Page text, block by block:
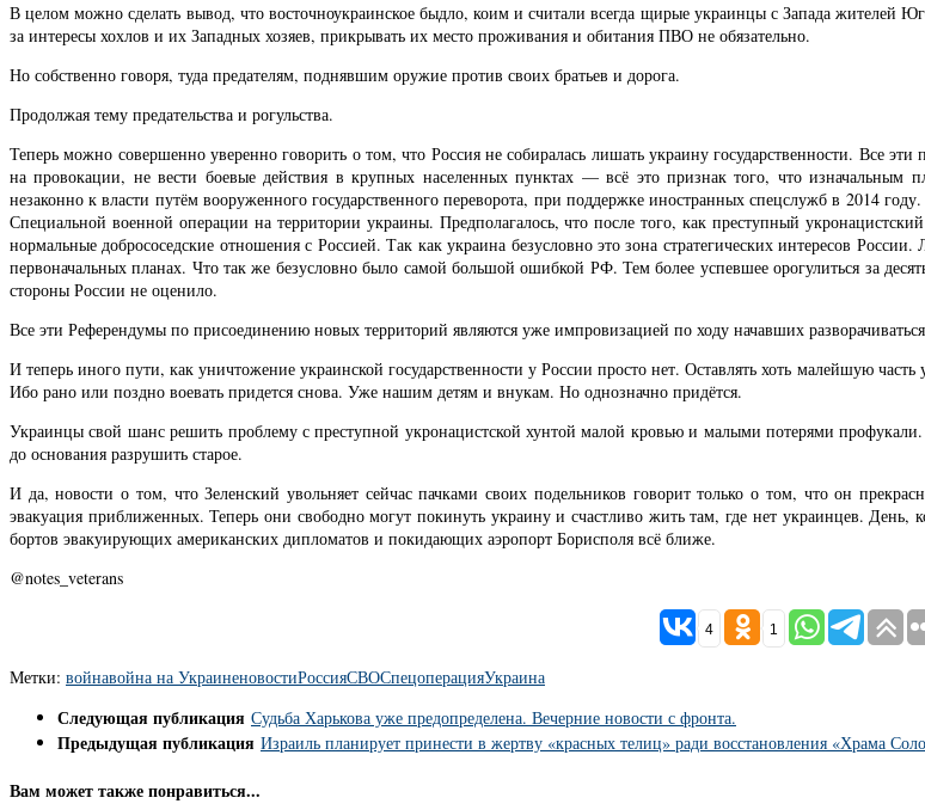
В целом можно сделать вывод, что восточноукраинское быдло, коим и считали всегда щирые украинцы с Запада жителей
за интересы хохлов и их Западных хозяев, прикрывать их место проживания и обитания ПВО не обязательно.
Но собственно говоря, туда предателям, поднявшим оружие против своих братьев и дорога.
Продолжая тему предательства и рогульства.
Теперь можно совершенно уверенно говорить о том, что Россия не собиралась лишать украину государственности. Все
на провокации, не вести боевые действия в крупных населенных пунктах — всё это признак того, что изначальным
незаконно к власти путём вооруженного государственного переворота, при поддержке иностранных спецслужб в 2014
Специальной военной операции на территории украины. Предполагалось, что после того, как преступный
нормальные добрососедские отношения с Россией. Так как украина безусловно это зона стратегических интересов
первоначальных планах. Что так же безусловно было самой большой ошибкой РФ. Тем более успевшее орогулиться за
стороны России не оценило.
Все эти Референдумы по присоединению новых территорий являются уже импровизацией по ходу начавших
И теперь иного пути, как уничтожение украинской государственности у России просто нет. Оставлять хоть малейшую
Ибо рано или поздно воевать придется снова. Уже нашим детям и внукам. Но однозначно придётся.
Украинцы свой шанс решить проблему с преступной укронацистской хунтой малой кровью и малыми потерями
до основания разрушить старое.
И да, новости о том, что Зеленский увольняет сейчас пачками своих подельников говорит только о том, что он
эвакуация приближенных. Теперь они свободно могут покинуть украину и счастливо жить там, где нет украинцев. День,
бортов эвакуирующих американских дипломатов и покидающих аэропорт Борисполя всё ближе.
@notes_veterans
4 1
Метки: войнавойна на УкраиненовостиРоссияСВОСпецоперацияУкраина
Следующая публикация Судьба Харькова уже предопределена. Вечерние новости с фронта.
Предыдущая публикация Израиль планирует принести в жертву «красных телиц» ради восстановления «Храма
Вам может также понравиться...